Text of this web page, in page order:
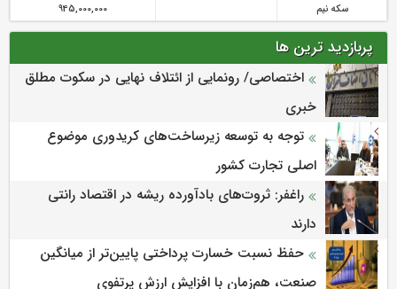
سکه نیم
945,000,000
پربازدید ترین ها
اختصاصی/ رونمایی از ائتلاف‌ نهایی در سکوت مطلق
خبری
توجه به توسعه زیرساخت‌های کریدوری موضوع
اصلی تجارت کشور
راغفر: ثروت‌های بادآورده ریشه در اقتصاد رانتی
دارند
حفظ نسبت خسارت پرداختی پایین‌تر از میانگین
صنعت، هم‌زمان با افزایش ارزش پرتفوی